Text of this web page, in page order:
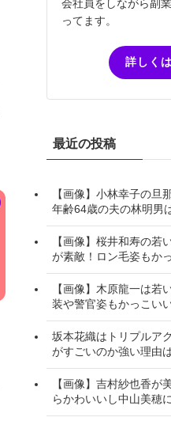
会社員をしながら副
ってます。
詳しく
最近の投稿
【画像】小林幸子の旦
年齢64歳の夫の林明男
【画像】桜井和寿の若
が素敵！ロン毛姿もか
【画像】木原龍一は若
装や警官姿もかっこい
坂本花織はトリプルア
がすごいのか強い理由
【画像】吉村紗也香が
らかわいいし中山美穂